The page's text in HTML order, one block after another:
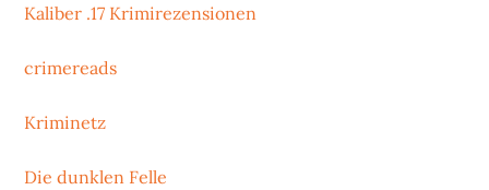
Kaliber .17 Krimirezensionen
crimereads
Kriminetz
Die dunklen Felle